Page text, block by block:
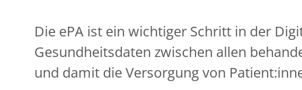
Die ePA ist ein wichtiger Schritt in der
Gesundheitsdaten zwischen allen
und damit die Versorgung von